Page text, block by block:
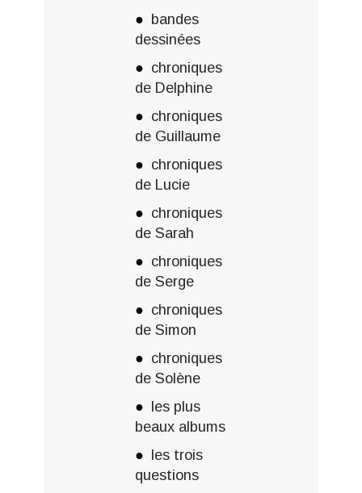
bandes
dessinées
chroniques
de Delphine
chroniques
de Guillaume
chroniques
de Lucie
chroniques
de Sarah
chroniques
de Serge
chroniques
de Simon
chroniques
de Solène
les plus
beaux albums
les trois
questions